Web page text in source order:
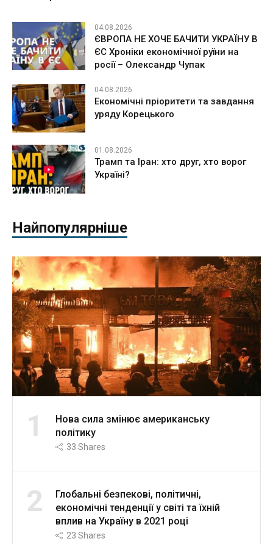
04.08.2026
ЄВРОПА НЕ ХОЧЕ БАЧИТИ УКРАЇНУ В
ЄС Хроніки економічної руїни на
росії – Олександр Чупак
04.08.2026
Економічні пріоритети та завдання
уряду Корецького
01.08.2026
Трамп та Іран: хто друг, хто ворог
Україні?
Найпопулярніше
1
Нова сила змінює американську
політику
33 Shares
2
Глобальні безпекові, політичні,
економічні тенденції у світі та їхній
вплив на Україну в 2021 році
23 Shares